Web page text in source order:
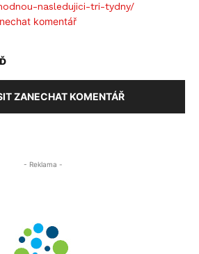
nasledujici-tri-tydny/
komentář
ZANECHAT KOMENTÁŘ
- Reklama -